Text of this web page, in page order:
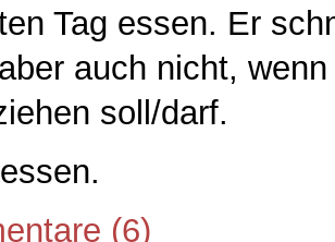
Tag essen. Er
auch nicht,
soll/darf.
(6)